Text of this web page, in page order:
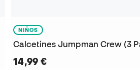
NIÑOS
Calcetines Jumpman Crew (3
14,99 €